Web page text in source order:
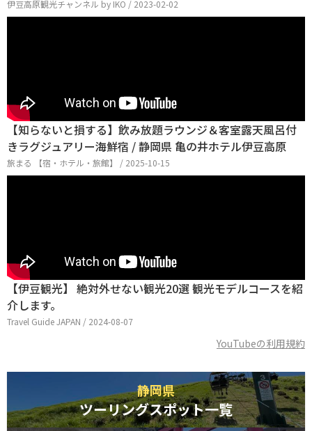
伊豆高原観光チャンネル by IKO / 2023-02-02
【知らないと損する】飲み放題ラウンジ＆客室露天風呂付
きラグジュアリー海鮮宿 / 静岡県 亀の井ホテル伊豆高原
旅まる 【宿・ホテル・旅館】 / 2025-10-15
【伊豆観光】 絶対外せない観光20選 観光モデルコースを紹
介します。
Travel Guide JAPAN / 2024-08-07
YouTubeの利用規約
静岡県
ツーリングスポット一覧